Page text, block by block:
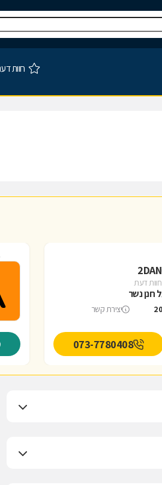
חוות
דעת
יצירת קשר
073-7780408